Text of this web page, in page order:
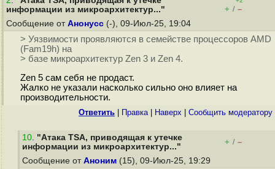
информации из микроархитектур..."
+ / –
Сообщение от Анонусс (-), 09-Июл-25, 19:04
> Уязвимости проявляются в семействе процессоров AMD
(Fam19h) на
> базе микроархитектур Zen 3 и Zen 4.
Zen 5 сам себя не продаст.
Жалко не указали насколько сильно оно влияет на
производительности.
Ответить Правка| Наверх Cообщить модератору
10. "Атака TSA, приводящая к утечке
информации из микроархитектур..."
+ / –
Сообщение от Аноним (15), 09-Июл-25, 19:29